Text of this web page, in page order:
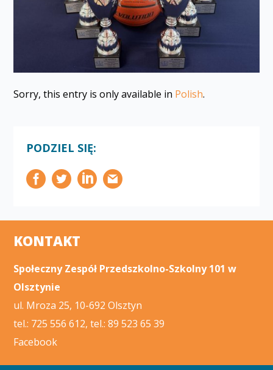
Sorry, this entry is only available in Polish.
PODZIEL SIĘ:
KONTAKT
Społeczny Zespół Przedszkolno-Szkolny 101 w
Olsztynie
ul. Mroza 25, 10-692 Olsztyn
tel.: 725 556 612, tel.: 89 523 65 39
Facebook